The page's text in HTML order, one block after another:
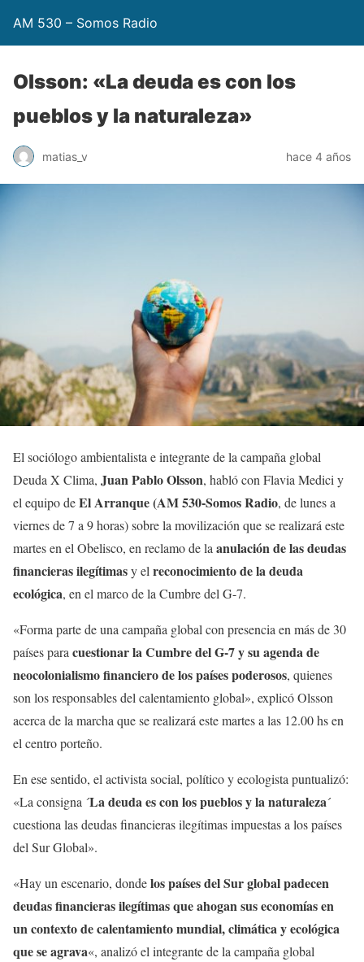
AM 530 – Somos Radio
Olsson: «La deuda es con los
pueblos y la naturaleza»
matias_v hace 4 años
El sociólogo ambientalista e integrante de la campaña global
Deuda X Clima, Juan Pablo Olsson, habló con Flavia Medici y
el equipo deEl Arranque (AM 530-Somos Radio, de lunes a
viernes de 7 a 9 horas) sobre la movilización que se realizará este
martes en el Obelisco, en reclamo de laanulación de las deudas
financieras ilegítimasy elreconocimiento de la deuda
ecológica, en el marco de la Cumbre del G-7.
«Forma parte de una campaña global con presencia en más de 30
países paracuestionar la Cumbre del G-7 y su agenda de
neocolonialismo financiero de los países poderosos, quienes
son los responsables del calentamiento global», explicó Olsson
acerca de la marcha que se realizará este martes a las 12.00 hs en
el centro porteño.
En ese sentido, el activista social, político y ecologista puntualizó:
«La consigna ´La deuda es con los pueblos y la naturaleza´
cuestiona las deudas financieras ilegítimas impuestas a los países
del Sur Global».
«Hay un escenario, dondelos países del Sur global padecen
deudas financieras ilegítimas que ahogan sus economías en
un contexto de calentamiento mundial, climática y ecológica
que se agrava«, analizó el integrante de la campaña global